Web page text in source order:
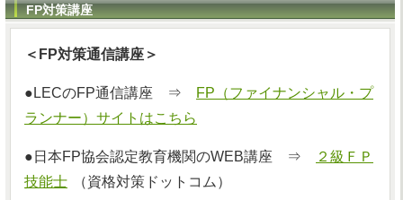
FP対策講座
＜FP対策通信講座＞
●LECのFP通信講座 ⇒
FP（ファイナンシャル・プ
ランナー）サイトはこちら
●日本FP協会認定教育機関のWEB講座 ⇒
２級ＦＰ
技能士
（資格対策ドットコム）